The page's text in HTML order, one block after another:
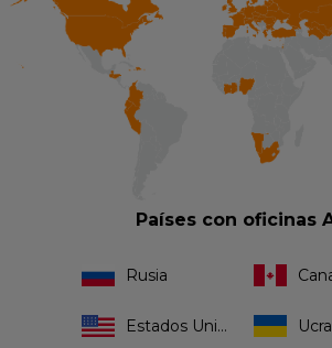
Países con oficinas
Rusia
Estados Unidos